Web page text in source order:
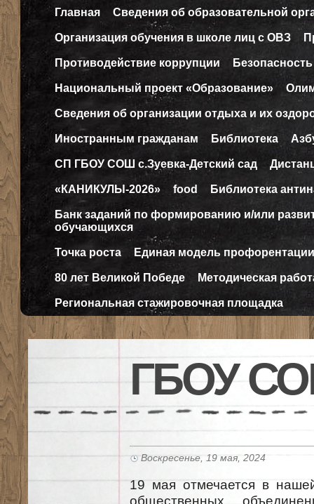
Главная Сведения об образовательной
Организация обучения в школе лиц с ОВЗ
Противодействие коррупции Безопасность
Национальный проект «Образование»
Сведения об организации отдыха и их
Иностранным гражданам Библиотека
СП ГБОУ СОШ с.Зуевка-Детский сад
«КАНИКУЛЫ-2026» food Библиотека
Банк заданий по формированию и/или
обучающихся
Точка роста Единая модель профорентации
80 лет Великой Победе Методическая
Региональная стажировочная площадка
ГБОУ
Воскресенье, 19 мая, 2024
19 мая отмечается в
общественных